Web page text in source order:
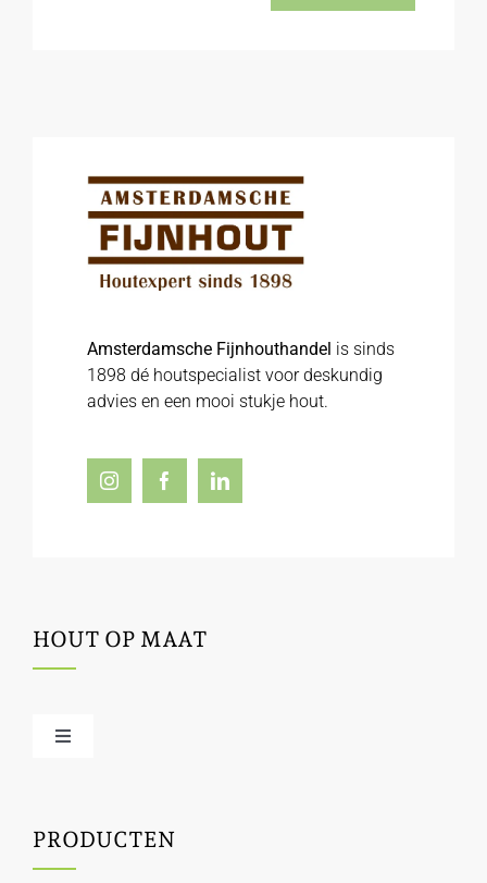
Amsterdamsche Fijnhouthandel is sinds
1898 dé houtspecialist voor deskundig
advies en een mooi stukje hout.
HOUT OP MAAT
Toggle
Houtbewerking
PRODUCTEN